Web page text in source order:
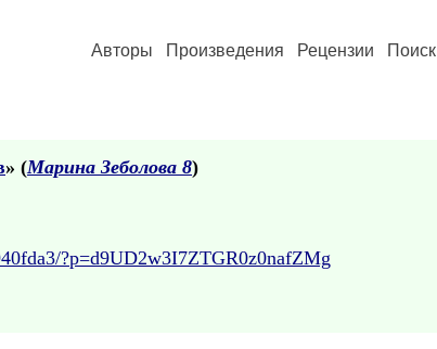
Авторы Произведения Рецензии Поиск
» (Марина Зеболова 8)
?p=d9UD2w3I7ZTGR0z0nafZMg